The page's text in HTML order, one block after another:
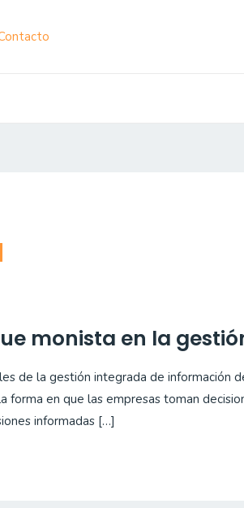
monista en la
de la gestión integrada de información
en que las empresas toman
informadas […]